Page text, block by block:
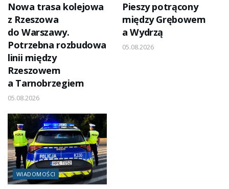
Nowa trasa kolejowa
z Rzeszowa
do Warszawy.
Potrzebna rozbudowa
linii między
Rzeszowem
a Tarnobrzegiem
05.08.2026
Pieszy potrącony
między Grębowem
a Wydrzą
05.08.2026
WIADOMOŚCI